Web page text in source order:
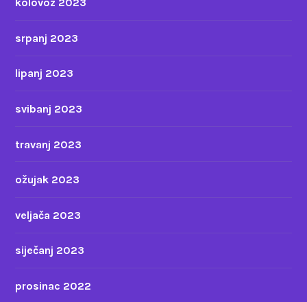
srpanj 2023
lipanj 2023
svibanj 2023
travanj 2023
ožujak 2023
veljača 2023
siječanj 2023
prosinac 2022